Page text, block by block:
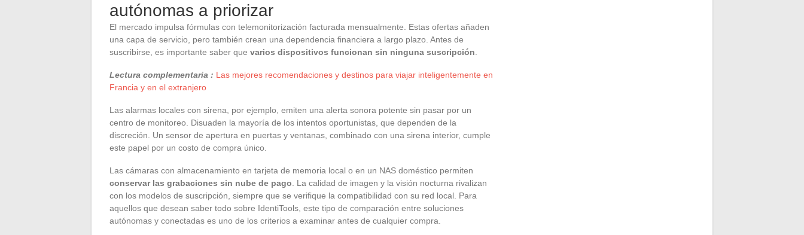
autónomas a priorizar
El mercado impulsa fórmulas con telemonitorización facturada mensualmente. Estas ofertas añaden
una capa de servicio, pero también crean una dependencia financiera a largo plazo. Antes de
suscribirse, es importante saber que varios dispositivos funcionan sin ninguna suscripción
Lectura complementaria : Las mejores recomendaciones y destinos para viajar inteligentemente en
Francia y en el extranjero
Las alarmas locales con sirena, por ejemplo, emiten una alerta sonora potente sin pasar por un
centro de monitoreo. Disuaden la mayoría de los intentos oportunistas, que dependen de la
discreción. Un sensor de apertura en puertas y ventanas, combinado con una sirena interior, cumple
este papel por un costo de compra único.
Las cámaras con almacenamiento en tarjeta de memoria local o en un NAS doméstico permiten
conservar las grabaciones sin nube de pago . La calidad de imagen y la visión nocturna rivalizan
con los modelos de suscripción, siempre que se verifique la compatibilidad con su red local. Para
aquellos que desean saber todo sobre IdentiTools, este tipo de comparación entre soluciones
autónomas y conectadas es uno de los criterios a examinar antes de cualquier compra.